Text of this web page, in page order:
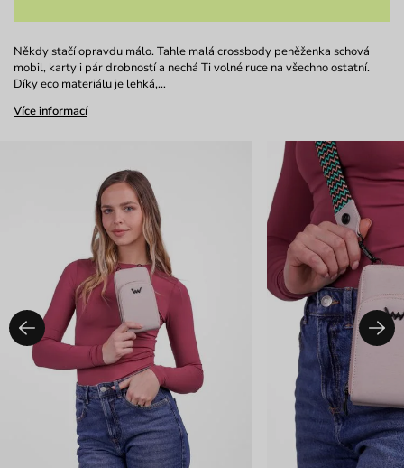
Někdy stačí opravdu málo. Tahle malá crossbody peněženka schová
mobil, karty i pár drobností a nechá Ti volné ruce na všechno ostatní.
Díky eco materiálu je lehká,…
Více informací